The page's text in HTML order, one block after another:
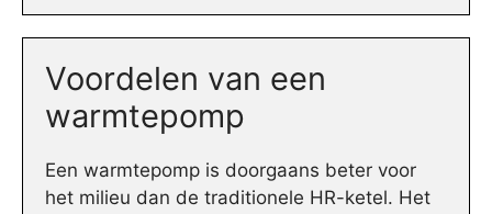
Voordelen van een
warmtepomp
Een warmtepomp is doorgaans beter voor
het milieu dan de traditionele HR-ketel. Het